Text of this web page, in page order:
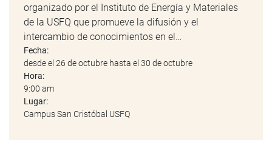
organizado por el Instituto de Energía y Materiales
de la USFQ que promueve la difusión y el
intercambio de conocimientos en el…
Fecha:
desde el 26 de octubre hasta el 30 de octubre
Hora:
9:00 am
Lugar:
Campus San Cristóbal USFQ